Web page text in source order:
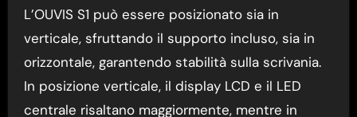
L’OUVIS S1 può essere posizionato sia in
verticale, sfruttando il supporto incluso, sia in
orizzontale, garantendo stabilità sulla scrivania.
In posizione verticale, il display LCD e il LED
centrale risaltano maggiormente, mentre in